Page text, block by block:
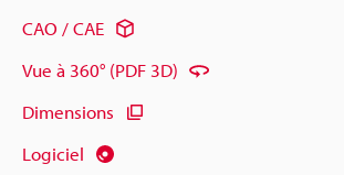
CAO / CAE
Vue à 360° (PDF 3D)
Dimensions
Logiciel